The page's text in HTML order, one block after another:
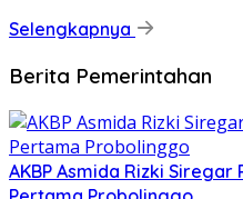
Selengkapnya
Berita Pemerintahan
AKBP Asmida Rizki